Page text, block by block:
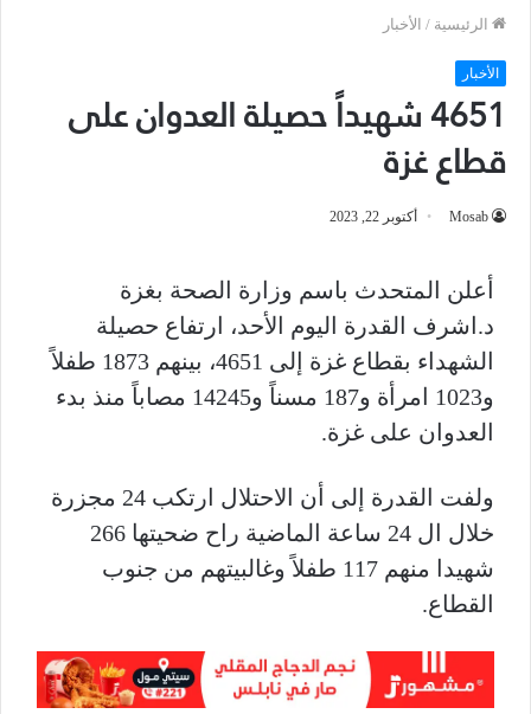
الرئيسية / الأخبار
الأخبار
4651 شهيداً حصيلة العدوان على
قطاع غزة
Mosab أكتوبر 22, 2023
أعلن المتحدث باسم وزارة الصحة بغزة
د.اشرف القدرة اليوم الأحد، ارتفاع حصيلة
الشهداء بقطاع غزة إلى 4651، بينهم 1873 طفلاً
و1023 امرأة و187 مسناً و14245 مصاباً منذ بدء
العدوان على غزة.
ولفت القدرة إلى أن الاحتلال ارتكب 24 مجزرة
خلال ال 24 ساعة الماضية راح ضحيتها 266
شهيدا منهم 117 طفلاً وغالبيتهم من جنوب
القطاع.